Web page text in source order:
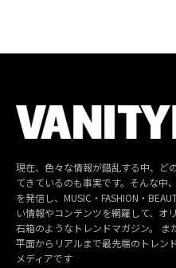
現在、色々な情報が錯乱する中、ど
てきているのも事実です。そんな中
を発信し、MUSIC・FASHION・
い情報やコンテンツを網羅して、オ
石箱のようなトレンドマガジン。
平面からリアルまで最先端のトレン
メディアです